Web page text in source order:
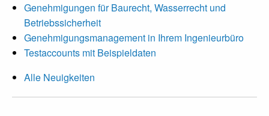
Genehmigungen für Baurecht, Wasserrecht und
Betriebssicherheit
Genehmigungsmanagement in Ihrem Ingenieurbüro
Testaccounts mit Beispieldaten
Alle Neuigkeiten